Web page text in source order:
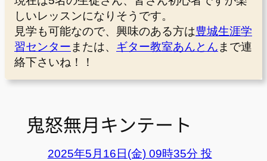
しいレッスンになりそうです。
見学も可能なので、興味のある方は豊城生涯学
習センター または、 ギター教室あんとん まで連
絡下さいね！！
鬼怒無月キンテート
2025年5月16日(金) 09時35分 投